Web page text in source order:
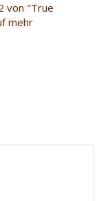
von "True
mehr